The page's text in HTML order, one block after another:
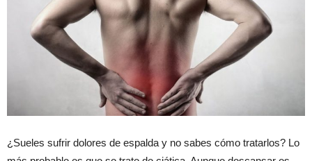
¿Sueles sufrir dolores de espalda y no sabes cómo tratarlos? Lo